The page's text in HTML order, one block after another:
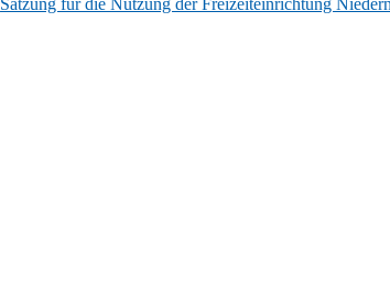
Satzung für die Nutzung der Freizeiteinrichtung